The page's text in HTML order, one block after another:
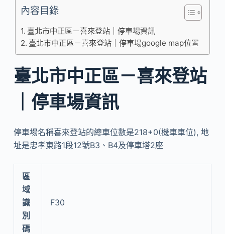
內容目錄
臺北市中正區－喜來登站｜停車場資訊
臺北市中正區－喜來登站｜停車場google map位置
臺北市中正區－喜來登站
｜停車場資訊
停車場名稱喜來登站的總車位數是218+0(機車車位), 地
址是忠孝東路1段12號B3、B4及停車塔2座
區
域
識
別
碼
F30